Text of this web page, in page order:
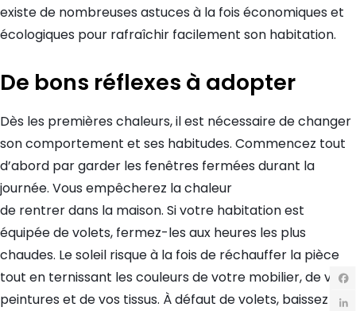
existe de nombreuses astuces à la fois économiques et
écologiques pour rafraîchir facilement son habitation.
De bons réflexes à adopter
Dès les premières chaleurs, il est nécessaire de changer
son comportement et ses habitudes. Commencez tout
d’abord par garder les fenêtres fermées durant la
journée. Vous empêcherez la chaleur
de rentrer dans la maison. Si votre habitation est
équipée de volets, fermez-les aux heures les plus
chaudes. Le soleil risque à la fois de réchauffer la pièce
tout en ternissant les couleurs de votre mobilier, de vos
peintures et de vos tissus. À défaut de volets, baissez les